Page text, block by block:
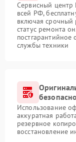
Сервисный центр
всей РФ,
включая срочный
статус ремонта
службы техники
Использование
аккуратная
резервное
восстановление